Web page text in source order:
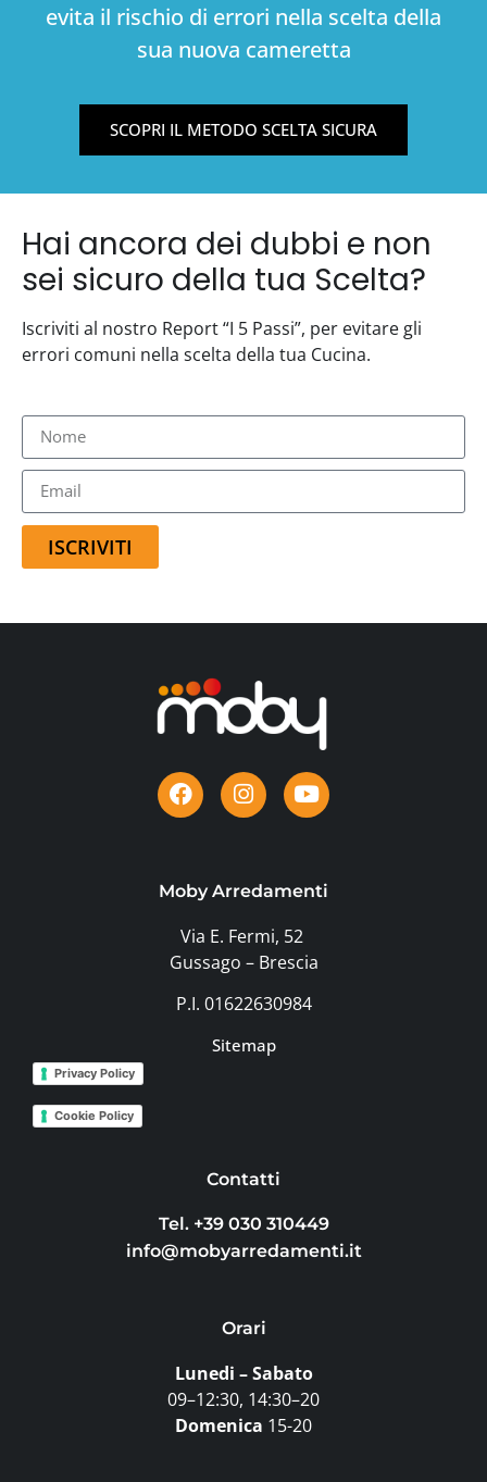
evita il rischio di errori nella scelta della
sua nuova cameretta
SCOPRI IL METODO SCELTA SICURA
Hai ancora dei dubbi e non
sei sicuro della tua Scelta?
Iscriviti al nostro Report “I 5 Passi”, per evitare gli
errori comuni nella scelta della tua Cucina.
ISCRIVITI
Moby Arredamenti
Via E. Fermi, 52
Gussago – Brescia
P.I. 01622630984
Sitemap
Privacy Policy
Cookie Policy
Contatti
Tel. +39 030 310449
info@mobyarredamenti.it
Orari
Lunedi – Sabato
09–12:30, 14:30–20
Domenica 15-20